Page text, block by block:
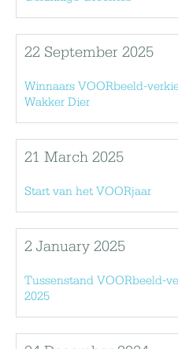
22 September 2025
Winnaars VOORbeeld-
Wakker Dier
21 March 2025
Start van het VOORjaar
2 January 2025
Tussenstand VOORbeeld-
2025